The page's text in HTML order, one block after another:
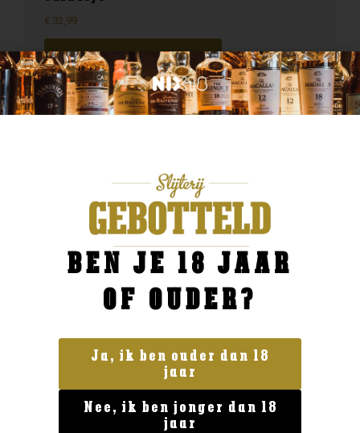
€ 32,99
BESTELLEN
BEN JE 18 JAAR
OF OUDER?
Ja, ik ben ouder dan 18
jaar
Nee, ik ben jonger dan 18
jaar